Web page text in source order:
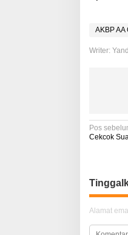
AKBP AA
Writer:
N
i
g
a
Pos
Cekcok
Alamat